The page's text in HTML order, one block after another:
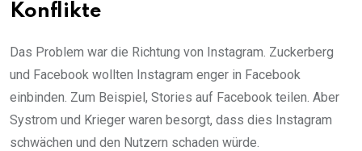
Konflikte
Das Problem war die Richtung von Instagram. Zuckerberg
und Facebook wollten Instagram enger in Facebook
einbinden. Zum Beispiel, Stories auf Facebook teilen. Aber
Systrom und Krieger waren besorgt, dass dies Instagram
schwächen und den Nutzern schaden würde.